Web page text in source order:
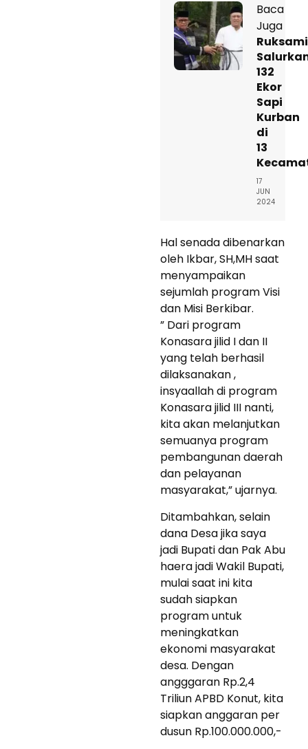
Baca
Juga
132
Ekor
Sapi
Kurban
di
13
17
JUN
2024
Hal senada dibenarkan
oleh Ikbar, SH,MH saat
menyampaikan
sejumlah program Visi
dan Misi Berkibar.
” Dari program
Konasara jilid I dan II
yang telah berhasil
dilaksanakan ,
insyaallah di program
Konasara jilid III nanti,
kita akan melanjutkan
semuanya program
pembangunan daerah
dan pelayanan
masyarakat,” ujarnya.
Ditambahkan, selain
dana Desa jika saya
jadi Bupati dan Pak Abu
haera jadi Wakil Bupati,
mulai saat ini kita
sudah siapkan
program untuk
meningkatkan
ekonomi masyarakat
desa. Dengan
angggaran Rp.2,4
Triliun APBD Konut, kita
siapkan anggaran per
dusun Rp.100.000.000,-